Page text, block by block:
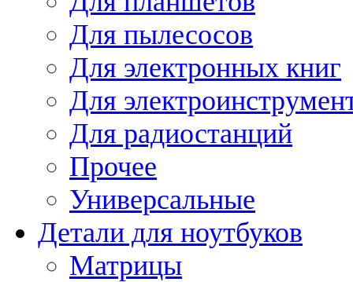
Для пылесосов
Для электронных книг
Для
Для радиостанций
Прочее
Универсальные
Детали для ноутбуков
Матрицы